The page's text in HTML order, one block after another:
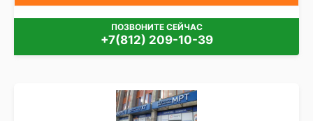
ПОЗВОНИТЕ СЕЙЧАС
+7(812) 209-10-39